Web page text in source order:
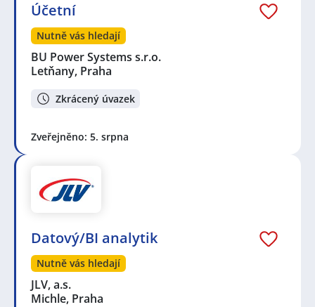
Účetní
Nutně vás hledají
BU Power Systems s.r.o.
Letňany, Praha
Zkrácený úvazek
Zveřejněno: 5. srpna
Datový/BI analytik
Nutně vás hledají
JLV, a.s.
Michle, Praha